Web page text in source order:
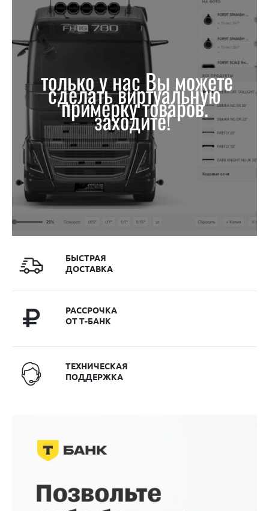
только у нас Вы можете
сделать виртуальную
примерку товаров.
заходите!
БЫСТРАЯ
ДОСТАВКА
РАССРОЧКА
ОТ Т-БАНК
ТЕХНИЧЕСКАЯ
ПОДДЕРЖКА